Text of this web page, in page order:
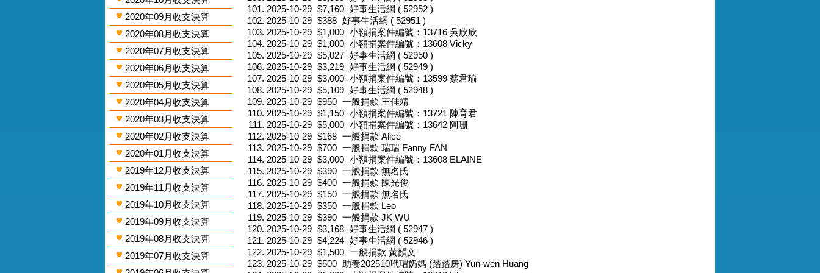
2020年09月收支決算
2020年08月收支決算
2020年07月收支決算
2020年06月收支決算
2020年05月收支決算
2020年04月收支決算
2020年03月收支決算
2020年02月收支決算
2020年01月收支決算
2019年12月收支決算
2019年11月收支決算
2019年10月收支決算
2019年09月收支決算
2019年08月收支決算
2019年07月收支決算
2025-10-29 $7,160 好事生活網 ( 52952 )
2025-10-29 $388 好事生活網 ( 52951 )
2025-10-29 $1,000 小額捐案件編號：13716 吳欣欣
2025-10-29 $1,000 小額捐案件編號：13608 Vicky
2025-10-29 $5,027 好事生活網 ( 52950 )
2025-10-29 $3,219 好事生活網 ( 52949 )
2025-10-29 $3,000 小額捐案件編號：13599 蔡君瑜
2025-10-29 $5,109 好事生活網 ( 52948 )
2025-10-29 $950 一般捐款 王佳靖
2025-10-29 $1,150 小額捐案件編號：13721 陳育君
2025-10-29 $5,000 小額捐案件編號：13642 阿珊
2025-10-29 $168 一般捐款 Alice
2025-10-29 $700 一般捐款 瑞瑞 Fanny FAN
2025-10-29 $3,000 小額捐案件編號：13608 ELAINE
2025-10-29 $390 一般捐款 無名氏
2025-10-29 $400 一般捐款 陳光俊
2025-10-29 $150 一般捐款 無名氏
2025-10-29 $350 一般捐款 Leo
2025-10-29 $390 一般捐款 JK WU
2025-10-29 $3,168 好事生活網 ( 52947 )
2025-10-29 $4,224 好事生活網 ( 52946 )
2025-10-29 $1,500 一般捐款 黃韻文
2025-10-29 $500 助養202510玳瑁奶媽 (踏踏房) Yun-wen Huang